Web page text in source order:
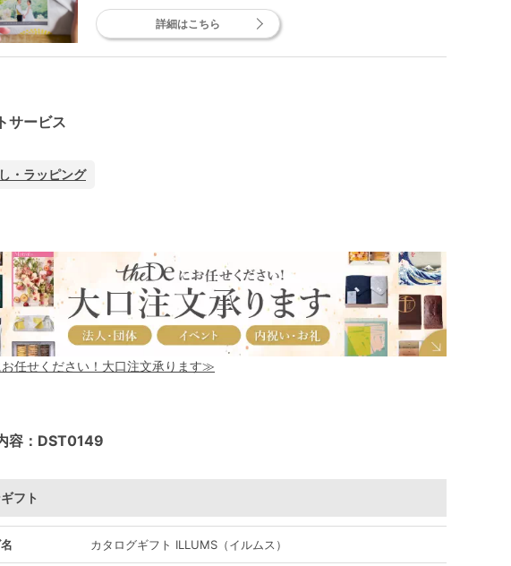
詳細はこちら
サービス
・ラッピング
任せください！大口注文承ります≫
容：DST0149
フト
カタログギフト ILLUMS（イルムス）